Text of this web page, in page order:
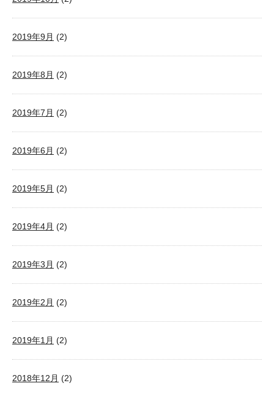
2019年9月 (2)
2019年8月 (2)
2019年7月 (2)
2019年6月 (2)
2019年5月 (2)
2019年4月 (2)
2019年3月 (2)
2019年2月 (2)
2019年1月 (2)
2018年12月 (2)